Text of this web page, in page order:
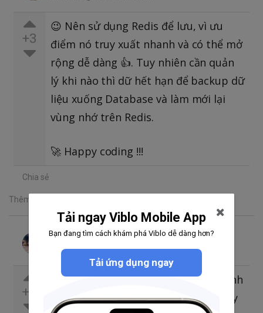
+3
😉 Nên sử dụng Redis để lưu, vì ưu
điểm nó truy xuất nhanh và có thể mở
rộng dễ dàng 👍️. Tuy nhiên cần quản
lý khi nào thì dữ hết hạn để backup dữ
liệu xuống Database và làm mới lại
vùng nhớ trên Redis.
🚀 Happy coding !!!
Chia sẻ
Thêm một bình luận
Nguyễn Đình Long
Theo dõi
Đã trả lời thg 8 23, 2024 4:17 SA
+2
Tùy theo mục đích của dự án mà mình
có thể lựa chọn lưu vào database hay
Tải ngay Viblo Mobile App
Bạn đang tìm cách khám phá Viblo dễ dàng hơn?
Tải ứng dụng ngay